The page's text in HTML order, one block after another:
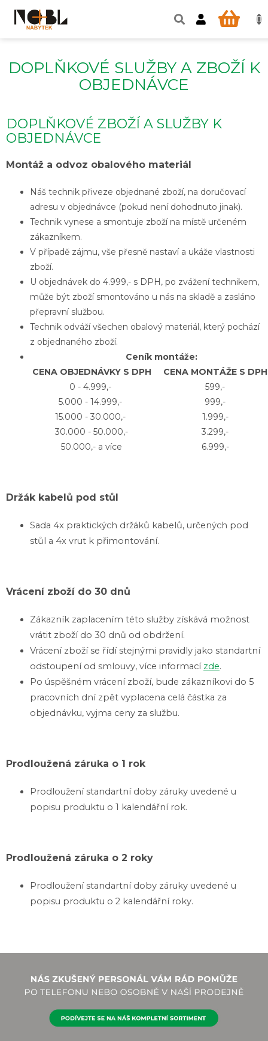
obsah
DOPLŇKOVÉ SLUŽBY A ZBOŽÍ K
OBJEDNÁVCE
DOPLŇKOVÉ ZBOŽÍ A SLUŽBY K
OBJEDNÁVCE
Montáž a odvoz obalového materiál
Náš technik přiveze objednané zboží, na doručovací
adresu v objednávce (pokud není dohodnuto jinak).
Technik vynese a smontuje zboží na místě určeném
zákazníkem.
V případě zájmu, vše přesně nastaví a ukáže vlastnosti
zboží.
U objednávek do 4.999,- s DPH, po zvážení technikem,
může být zboží smontováno u nás na skladě a zasláno
přepravní službou.
Technik odváží všechen obalový materiál, který pochází
z objednaného zboží.
Ceník montáže:
CENA OBJEDNÁVKY S DPH
CENA MONTÁŽE S DPH
0 - 4.999,-
599,-
5.000 - 14.999,-
999,-
15.000 - 30.000,-
1.999,-
30.000 - 50.000,-
3.299,-
50.000,- a více
6.999,-
Držák kabelů pod stůl
Sada 4x praktických držáků kabelů, určených pod
stůl a 4x vrut k přimontování.
Vrácení zboží do 30 dnů
Zákazník zaplacením této služby získává možnost
vrátit zboží do 30 dnů od obdržení.
Vrácení zboží se řídí stejnými pravidly jako standartní
odstoupení od smlouvy, více informací zde.
Po úspěšném vrácení zboží, bude zákazníkovi do 5
pracovních dní zpět vyplacena celá částka za
objednávku, vyjma ceny za službu.
Prodloužená záruka o 1 rok
Prodloužení standartní doby záruky uvedené u
popisu produktu o 1 kalendářní rok.
Prodloužená záruka o 2 roky
Prodloužení standartní doby záruky uvedené u
popisu produktu o 2 kalendářní roky.